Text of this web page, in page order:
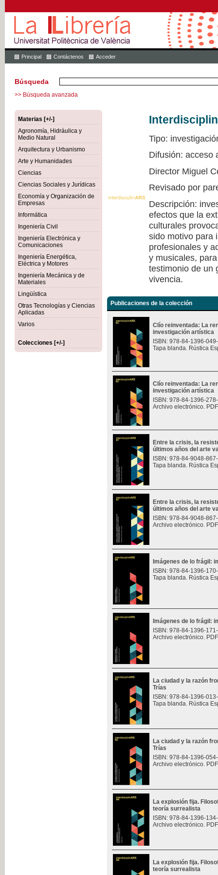
Principal Contáctenos Acceder
Búsqueda
>> Búsqueda avanzada
Materias [+/-]
Agronomía, Hidráulica y
Medio Natural
Arquitectura y Urbanismo
Arte y Humanidades
Ciencias
Ciencias Sociales y Jurídicas
Economía y Organización de
Empresas
Informática
Ingeniería Civil
Ingeniería Electrónica y
Comunicaciones
Ingeniería Energética,
Eléctrica y Motores
Ingeniería Mecánica y de
Materiales
Lingüística
Otras Tecnologías y Ciencias
Aplicadas
Varios
Colecciones [+/-]
Tipo:
Difusión: acceso
Director Miguel
Revisado por
Descripción:
efectos que la
culturales
sido motivo para
profesionales y
y musicales,
testimonio de un
vivencia.
Publicaciones de la colección
Clío reinventada: La
investigación artística
ISBN: 978-84-1396-
Tapa blanda. Rústica
Clío reinventada: La
investigación artística
ISBN: 978-84-1396-
Archivo electrónico.
Entre la crisis, la
últimos años del arte
ISBN: 978-84-9048-
Tapa blanda. Rústica
Entre la crisis, la
últimos años del arte
ISBN: 978-84-9048-
Archivo electrónico.
Imágenes de lo frágil:
ISBN: 978-84-1396-
Tapa blanda. Rústica
Imágenes de lo frágil:
ISBN: 978-84-1396-
Archivo electrónico.
La ciudad y la razón
Trías
ISBN: 978-84-1396-
Tapa blanda. Rústica
La ciudad y la razón
Trías
ISBN: 978-84-1396-
Archivo electrónico.
La explosión fija.
teoría surrealista
ISBN: 978-84-1396-
Archivo electrónico.
La explosión fija.
teoría surrealista